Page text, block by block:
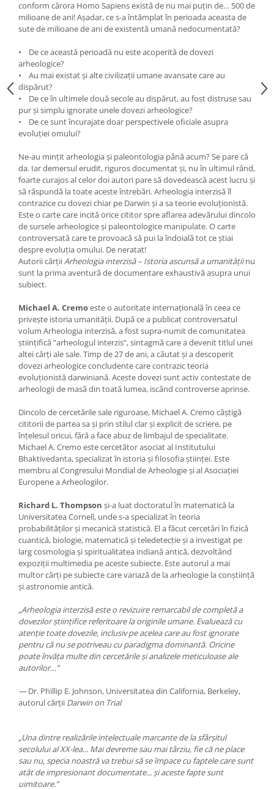
conform cărora Homo Sapiens există de nu mai puțin de… 500 de
milioane de ani! Așadar, ce s-a întâmplat în perioada aceasta de
sute de milioane de ani de existentă umană nedocumentată?
• De ce această perioadă nu este acoperită de dovezi
arheologice?
• Au mai existat și alte civilizații umane avansate care au
dispărut?
• De ce în ultimele două secole au dispărut, au fost distruse sau
pur și simplu ignorate unele dovezi arheologice?
• De ce sunt încurajate doar perspectivele oficiale asupra
evoluției omului?
Ne-au mințit arheologia și paleontologia până acum? Se pare că
da. Iar demersul erudit, riguros documentat și, nu în ultimul rând,
foarte curajos al celor doi autori pare să dovedească acest lucru și
să răspundă la toate aceste întrebări. Arheologia interzisă îl
contrazice cu dovezi chiar pe Darwin și a sa teorie evoluționistă.
Este o carte care incită orice cititor spre aflarea adevărului dincolo
de sursele arheologice și paleontologice manipulate. O carte
controversată care te provoacă să pui la îndoială tot ce știai
despre evoluția omului. De neratat!
Autorii cărțiiArheologia interzisă – Istoria ascunsă a umanitățiinu
sunt la prima aventură de documentare exhaustivă asupra unui
subiect.
Michael A. Cremoeste o autoritate internațională în ceea ce
privește istoria umanității. După ce a publicat controversatul
volum Arheologia interzisă, a fost supra-numit de comunitatea
științifică ”arheologul interzis”, sintagmă care a devenit titlul unei
altei cărți ale sale. Timp de 27 de ani, a căutat și a descoperit
dovezi arheologice concludente care contrazic teoria
evoluționistă darwiniană. Aceste dovezi sunt activ contestate de
arheologii de masă din toată lumea, iscând controverse aprinse.
Dincolo de cercetările sale riguroase, Michael A. Cremo câștigă
cititorii de partea sa și prin stilul clar și explicit de scriere, pe
înțelesul oricui, fără a face abuz de limbajul de specialitate.
Michael A. Cremo este cercetător asociat al Institutului
Bhaktivedanta, specializat în istoria și filosofia științei. Este
membru al Congresului Mondial de Arheologie și al Asociației
Europene a Arheologilor.
Richard L. Thompson și-a luat doctoratul în matematică la
Universitatea Cornell, unde s-a specializat în teoria
probabilităților și mecanică statistică. El a făcut cercetări în fizică
cuantică, biologie, matematică și teledetecție și a investigat pe
larg cosmologia și spiritualitatea indiană antică, dezvoltând
expoziții multimedia pe aceste subiecte. Este autorul a mai
multor cărți pe subiecte care variază de la arheologie la conștiință
și astronomie antică.
„Arheologia interzisă este o revizuire remarcabil de completă a
dovezilor științifice referitoare la originile umane. Evaluează cu
atenție toate dovezile, inclusiv pe acelea care au fost ignorate
pentru că nu se potriveau cu paradigma dominantă. Oricine
poate învăța multe din cercetările și analizele meticuloase ale
autorilor…”
—Dr. Phillip E. Johnson, Universitatea din California, Berkeley,
autorul cărții Darwin on Trial
„Una dintre realizările intelectuale marcante de la sfârșitul
secolului al XX-lea... Mai devreme sau mai târziu, fie că ne place
sau nu, specia noastră va trebui să se împace cu faptele care sunt
atât de impresionant documentate... și aceste fapte sunt
uimitoare.”